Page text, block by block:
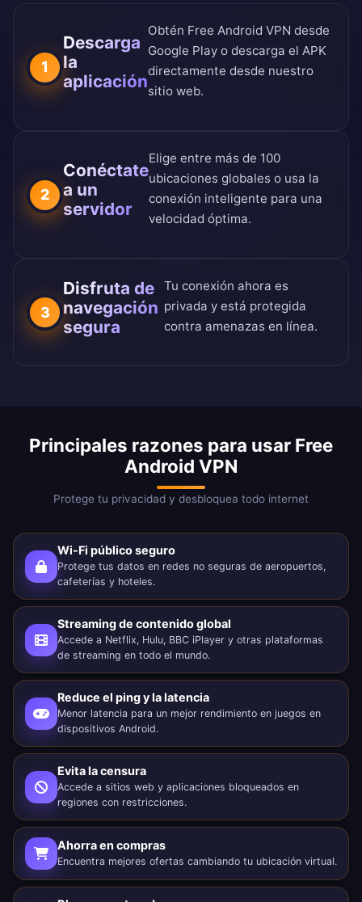
1
Descarga
la
aplicación
Obtén Free Android VPN desde
Google Play o descarga el APK
directamente desde nuestro
sitio web.
2
Conéctate
a un
servidor
Elige entre más de 100
ubicaciones globales o usa la
conexión inteligente para una
velocidad óptima.
3
Disfruta de
navegación
segura
Tu conexión ahora es
privada y está protegida
contra amenazas en línea.
Principales razones para usar Free
Android VPN
Protege tu privacidad y desbloquea todo internet
Wi-Fi público seguro
Protege tus datos en redes no seguras de aeropuertos,
cafeterías y hoteles.
Streaming de contenido global
Accede a Netflix, Hulu, BBC iPlayer y otras plataformas
de streaming en todo el mundo.
Reduce el ping y la latencia
Menor latencia para un mejor rendimiento en juegos en
dispositivos Android.
Evita la censura
Accede a sitios web y aplicaciones bloqueados en
regiones con restricciones.
Ahorra en compras
Encuentra mejores ofertas cambiando tu ubicación virtual.